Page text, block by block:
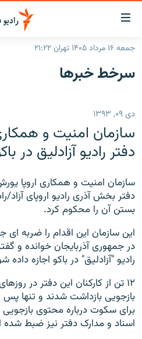
لینک‌های
قابلیت
دسترسی
بازگشت
اصلی
رفتن
صفحه
ایران
رادیو
انتخاب کنید و بشنوید
فرکانس‌ها
پادکست
گزارش‌های تصویری
گزارش‌های ویدئویی
زنان فردا
English
به ما بپیوندید
زبان‌های دیگر
جمعه ۱۶ مرداد ۱۴۰۵ تهران ۲۱:۲۲
سرخط‌ خبرها
دی ۰۹, ۱۳۹۳
سازمان امنیت و
دفتر رادیو آزادلیق در
سازمان امنیت و همکاری اروپا
دفتر بخش آذری رادیو اروپای آزاد/
بستن آن را محکوم کرد.
این سازمان این اقدام را ضربه ای
در جمهوری آذربایجان خوانده و
رادیو "آزادلیق" در باکو اجازه
۱۲ تن از کارکنان این دفتر در
بازجویی بازداشت شدند و تنها پس
برای سکوت درباره محتوی
اسناد و مدارک دفتر نیز ضبط